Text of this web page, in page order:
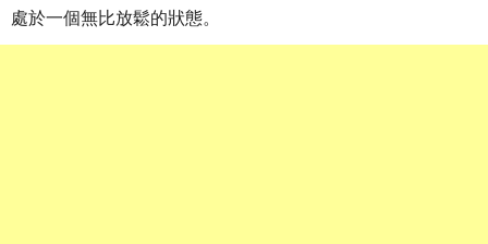
處於一個無比放鬆的狀態。